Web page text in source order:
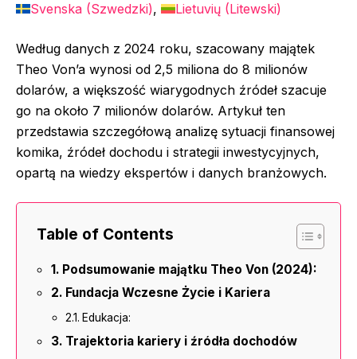
Svenska (Szwedzki) Lietuvių (Litewski)
Według danych z 2024 roku, szacowany majątek
Theo Von’a wynosi od 2,5 miliona do 8 milionów
dolarów, a większość wiarygodnych źródeł szacuje
go na około 7 milionów dolarów. Artykuł ten
przedstawia szczegółową analizę sytuacji finansowej
komika, źródeł dochodu i strategii inwestycyjnych,
opartą na wiedzy ekspertów i danych branżowych.
Table of Contents
Podsumowanie majątku Theo Von (2024):
Fundacja Wczesne Życie i Kariera
Edukacja:
Trajektoria kariery i źródła dochodów